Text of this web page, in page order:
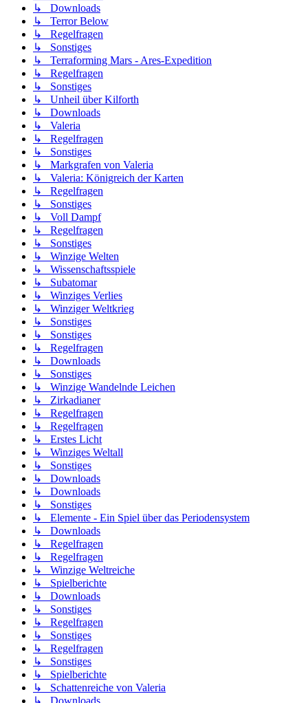
↳ Downloads
↳ Terror Below
↳ Regelfragen
↳ Sonstiges
↳ Terraforming Mars - Ares-Expedition
↳ Regelfragen
↳ Sonstiges
↳ Unheil über Kilforth
↳ Downloads
↳ Valeria
↳ Regelfragen
↳ Sonstiges
↳ Markgrafen von Valeria
↳ Valeria: Königreich der Karten
↳ Regelfragen
↳ Sonstiges
↳ Voll Dampf
↳ Regelfragen
↳ Sonstiges
↳ Winzige Welten
↳ Wissenschaftsspiele
↳ Subatomar
↳ Winziges Verlies
↳ Winziger Weltkrieg
↳ Sonstiges
↳ Sonstiges
↳ Regelfragen
↳ Downloads
↳ Sonstiges
↳ Winzige Wandelnde Leichen
↳ Zirkadianer
↳ Regelfragen
↳ Regelfragen
↳ Erstes Licht
↳ Winziges Weltall
↳ Sonstiges
↳ Downloads
↳ Downloads
↳ Sonstiges
↳ Elemente - Ein Spiel über das Periodensystem
↳ Downloads
↳ Regelfragen
↳ Regelfragen
↳ Winzige Weltreiche
↳ Spielberichte
↳ Downloads
↳ Sonstiges
↳ Regelfragen
↳ Sonstiges
↳ Regelfragen
↳ Sonstiges
↳ Spielberichte
↳ Schattenreiche von Valeria